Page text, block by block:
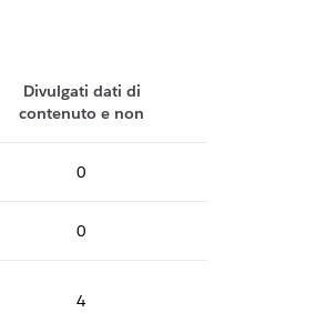
Divulgati dati di
contenuto e non
0
0
4